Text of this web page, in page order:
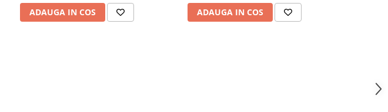
ADAUGA IN COS ADAUGA IN COS